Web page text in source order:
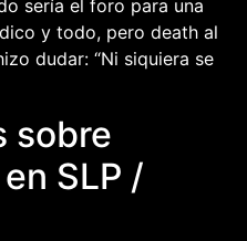
sería el foro para una
y todo, pero death al
dudar: “Ni siquiera se
sobre
SLP /